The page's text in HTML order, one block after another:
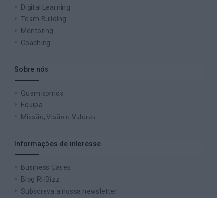
Digital Learning
Team Building
Mentoring
Coaching
Sobre nós
Quem somos
Equipa
Missão, Visão e Valores
Informações de interesse
Business Cases
Blog RHBizz
Subscreva a nossa newsletter